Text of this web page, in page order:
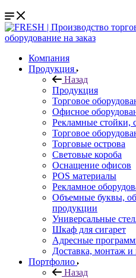
Компания
Продукция
Назад
Продукция
Торговое
Офисное
Рекламные стойки,
Торговое
Торговые острова
Световые короба
Оснащение офисов
POS материалы
Рекламное
Объемные буквы,
продукции
Универсальные
Шкаф для сигарет
Адресные
Доставка, монтаж и
Портфолио
Назад